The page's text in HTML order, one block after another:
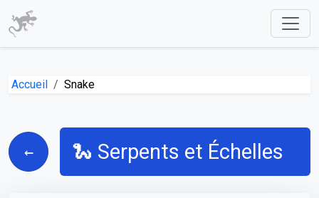
Accueil Snake
← 🐍 Serpents et Échelles